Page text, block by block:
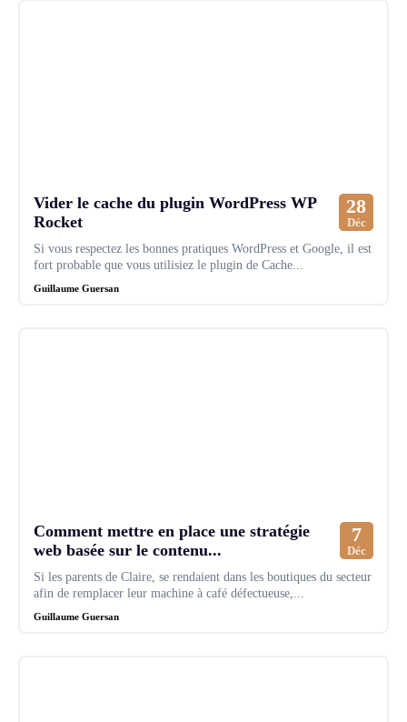
Vider le cache du plugin WordPress WP
Rocket
28
Déc
Si vous respectez les bonnes pratiques WordPress et Google, il est
fort probable que vous utilisiez le plugin de Cache...
Guillaume Guersan
Comment mettre en place une stratégie
web basée sur le contenu...
7
Déc
Si les parents de Claire, se rendaient dans les boutiques du secteur
afin de remplacer leur machine à café défectueuse,...
Guillaume Guersan